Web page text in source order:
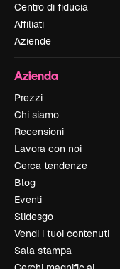
Centro di fiducia
Affiliati
Aziende
Azienda
Prezzi
Chi siamo
Recensioni
Lavora con noi
Cerca tendenze
Blog
Eventi
Slidesgo
Vendi i tuoi contenuti
Sala stampa